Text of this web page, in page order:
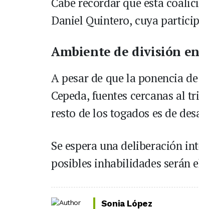
Daniel Quintero, cuya
Ambiente de división
A pesar de que la ponencia
Cepeda, fuentes cercanas al
resto de los togados es de
Se espera una deliberación
posibles inhabilidades serán
Sonia López